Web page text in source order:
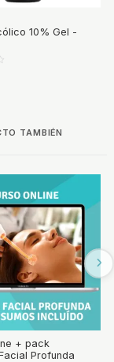
10% Gel -
TAMBIÉN
+ pack
Profunda